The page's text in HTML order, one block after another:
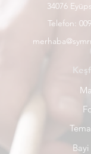
34076
Telefon: